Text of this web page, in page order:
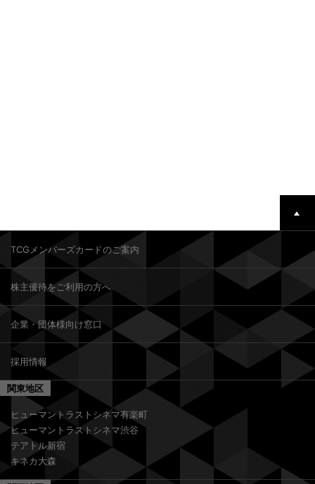
TCGメンバーズカードのご案内
株主優待をご利用の方へ
企業・団体様向け窓口
採用情報
関東地区
ヒューマントラストシネマ有楽町
ヒューマントラストシネマ渋谷
テアトル新宿
キネカ大森